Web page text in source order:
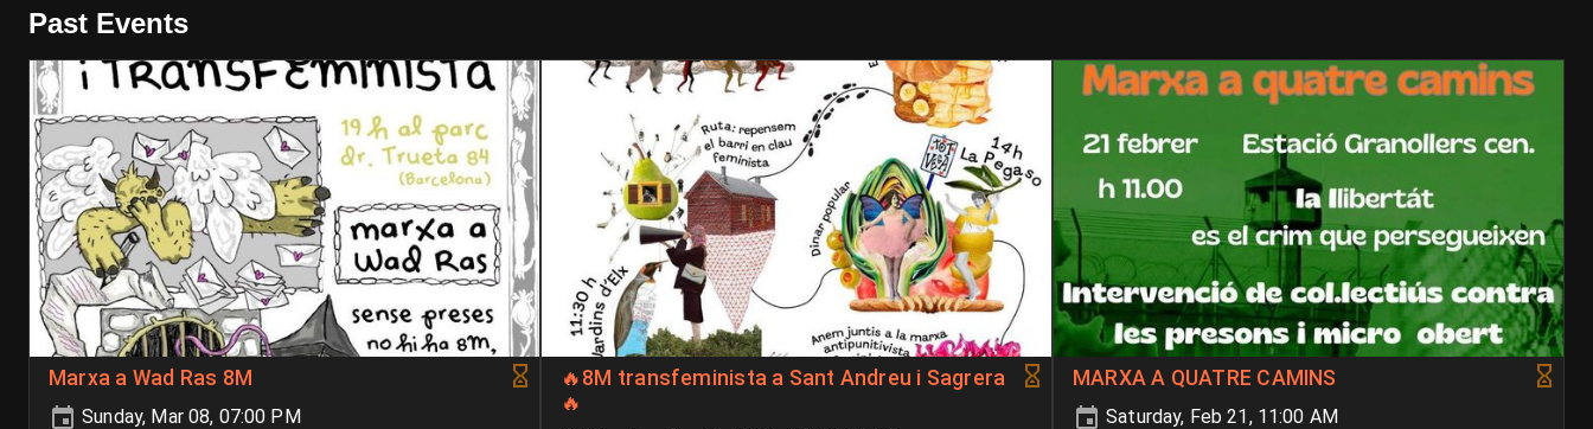
Past Events
Marxa a Wad Ras 8M
Sunday, Mar 08, 07:00 PM
🔥8M transfeminista a Sant Andreu i Sagrera
🔥
MARXA A QUATRE CAMINS
Saturday, Feb 21, 11:00 AM